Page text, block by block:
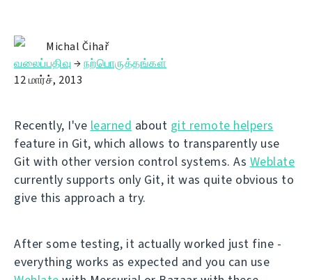
Michal Čihař
வலைப்பதிவு →நற்பொருத்தங்கள்
12 மார்ச், 2013
Recently, I've learned about git remote helpers
feature in Git, which allows to transparently use
Git with other version control systems. As Weblate
currently supports only Git, it was quite obvious to
give this approach a try.
After some testing, it actually worked just fine -
everything works as expected and you can use